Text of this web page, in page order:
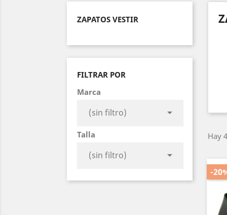
ZAPATOS VESTIR
FILTRAR POR
Marca
(sin filtro) 
Talla
(sin filtro) 
Hay
-